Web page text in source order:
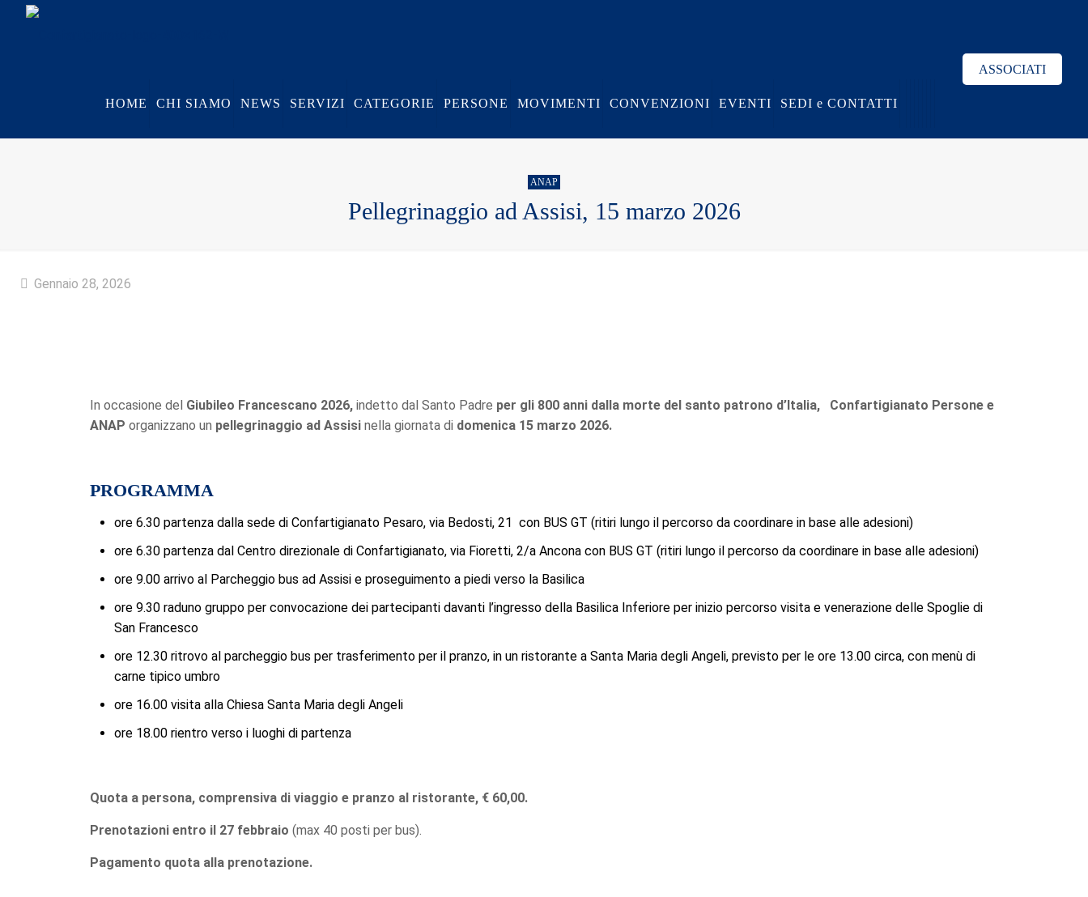
HOME CHI SIAMO NEWS SERVIZI CATEGORIE PERSONE MOVIMENTI CONVENZIONI EVENTI SEDI e CONTATTI
ASSOCIATI
ANAP
Pellegrinaggio ad Assisi, 15 marzo 2026
Gennaio 28, 2026
In occasione del Giubileo Francescano 2026, indetto dal Santo Padre per gli 800 anni dalla morte del santo patrono d’Italia,
Confartigianato Persone e
ANAP organizzano un pellegrinaggio ad Assisi nella giornata di domenica 15 marzo 2026.
PROGRAMMA
ore 6.30 partenza dalla sede di Confartigianato Pesaro, via Bedosti, 21 con BUS GT (ritiri lungo il percorso da coordinare in base alle adesioni)
ore 6.30 partenza dal Centro direzionale di Confartigianato, via Fioretti, 2/a Ancona con BUS GT (ritiri lungo il percorso da coordinare in base alle adesioni)
ore 9.00 arrivo al Parcheggio bus ad Assisi e proseguimento a piedi verso la Basilica
ore 9.30 raduno gruppo per convocazione dei partecipanti davanti l’ingresso della Basilica Inferiore per inizio percorso visita e venerazione delle Spoglie di
San Francesco
ore 12.30 ritrovo al parcheggio bus per trasferimento per il pranzo, in un ristorante a Santa Maria degli Angeli, previsto per le ore 13.00 circa, con menù di
carne tipico umbro
ore 16.00 visita alla Chiesa Santa Maria degli Angeli
ore 18.00 rientro verso i luoghi di partenza
Quota a persona, comprensiva di viaggio e pranzo al ristorante, € 60,00.
Prenotazioni entro il 27 febbraio (max 40 posti per bus).
Pagamento quota alla prenotazione.